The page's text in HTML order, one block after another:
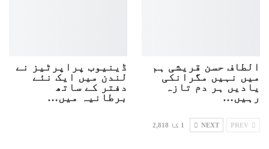
الطاف حسن قریشی ہم
میں نہیں مگرانکی
یادیں ہر دم تازہ
رہیں…
ڈینیوب پراپرٹیز نے
لندن میں ایک نئے
دفتر کے ساتھ
برطانیہ میں…
NEXT 1 کا 2,818